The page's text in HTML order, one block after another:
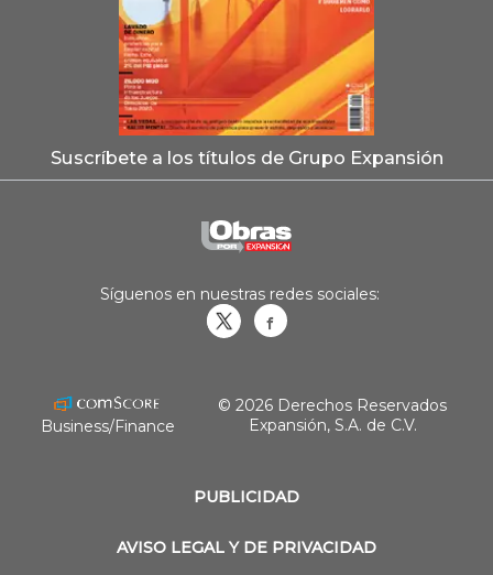
Suscríbete a los títulos de Grupo Expansión
PUBLICIDAD
AVISO LEGAL Y DE PRIVACIDAD
Síguenos en nuestras redes sociales:
Business/Finance
© 2026 Derechos Reservados
Expansión, S.A. de C.V.